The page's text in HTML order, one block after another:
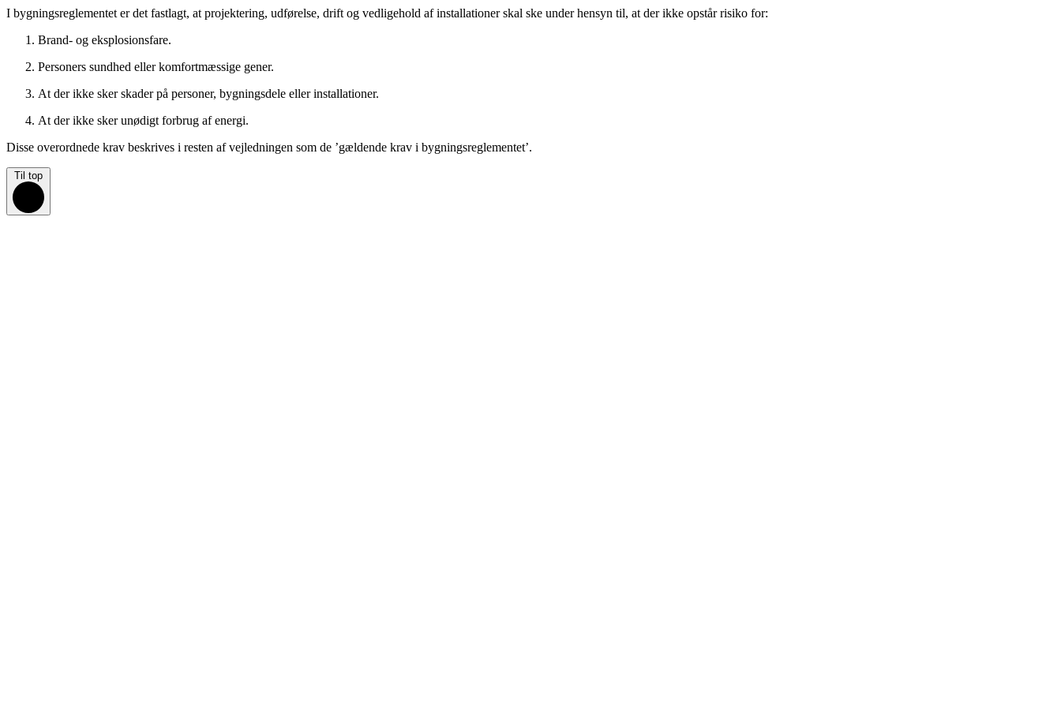
I bygningsreglementet er det fastlagt, at projektering, udførelse, drift og vedligehold af installationer skal ske under hensyn til, at der ikke opstår risiko for:
Brand- og eksplosionsfare.
Personers sundhed eller komfortmæssige gener.
At der ikke sker skader på personer, bygningsdele eller installationer.
At der ikke sker unødigt forbrug af energi.
Disse overordnede krav beskrives i resten af vejledningen som de ’gældende krav i bygningsreglementet’.
Til top